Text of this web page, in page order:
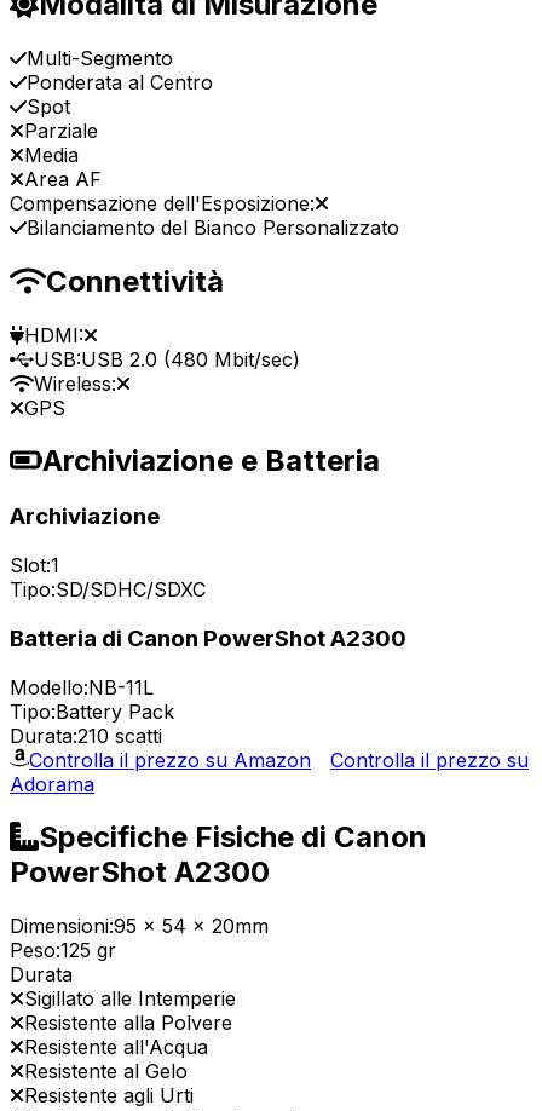
Multi-Segmento
Ponderata al Centro
Spot
Parziale
Media
Area AF
Compensazione dell'Esposizione:
Bilanciamento del Bianco Personalizzato
Connettività
HDMI:
USB:USB 2.0 (480 Mbit/sec)
Wireless:
GPS
Archiviazione e Batteria
Archiviazione
Slot:1
Tipo:SD/SDHC/SDXC
Batteria di Canon PowerShot A2300
Modello:NB-11L
Tipo:Battery Pack
Durata:210 scatti
Controlla il prezzo su Amazon
Controlla il prezzo su
Adorama
Specifiche Fisiche di Canon
PowerShot A2300
Dimensioni:95 x 54 x 20mm
Peso:125 gr
Durata
Sigillato alle Intemperie
Resistente alla Polvere
Resistente all'Acqua
Resistente al Gelo
Resistente agli Urti